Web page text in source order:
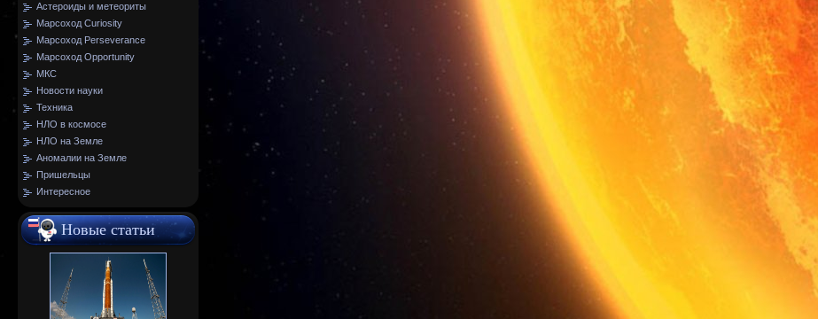
Астероиды и метеориты
Марсоход Curiosity
Марсоход Perseverance
Марсоход Opportunity
МКС
Новости науки
Техника
НЛО в космосе
НЛО на Земле
Аномалии на Земле
Пришельцы
Интересное
Новые статьи